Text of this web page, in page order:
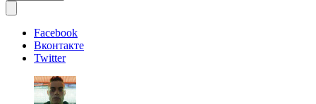
Facebook
Вконтакте
Twitter